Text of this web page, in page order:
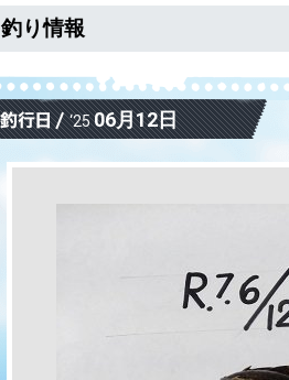
釣り情報
‘2506月12日